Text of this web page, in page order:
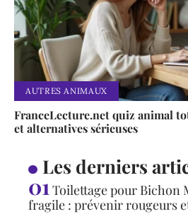
AUTRES ANIMAUX
FranceLecture.net quiz animal
et alternatives sérieuses
Les derniers
Toilettage pour Bichon
fragile : prévenir rougeurs